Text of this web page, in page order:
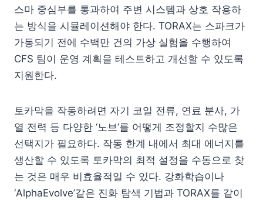
스마 중심부를 통과하여 주변 시스템과 상호 작용하
는 방식을 시뮬레이션해야 한다. TORAX는 스파크가
가동되기 전에 수백만 건의 가상 실험을 수행하여
CFS 팀이 운영 계획을 테스트하고 개선할 수 있도록
지원한다.
토카막을 작동하려면 자기 코일 전류, 연료 분사, 가
열 전력 등 다양한 ‘노브’를 어떻게 조정할지 수많은
선택지가 필요하다. 작동 한계 내에서 최대 에너지를
생산할 수 있도록 토카막의 최적 설정을 수동으로 찾
는 것은 매우 비효율적일 수 있다. 강화학습이나
‘AlphaEvolve’같은 진화 탐색 기법과 TORAX를 같이